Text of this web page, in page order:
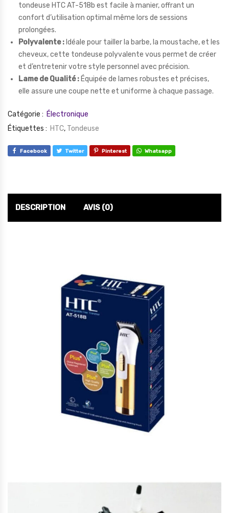
tondeuse HTC AT-518b est facile à manier, offrant un
confort d’utilisation optimal même lors de sessions
prolongées.
Polyvalente : Idéale pour tailler la barbe, la moustache, et les
cheveux, cette tondeuse polyvalente vous permet de créer
et d’entretenir votre style personnel avec précision.
Lame de Qualité : Équipée de lames robustes et précises,
elle assure une coupe nette et uniforme à chaque passage.
Catégorie : Électronique
Étiquettes : HTC, Tondeuse
Facebook Twitter Pinterest Whatsapp
DESCRIPTION AVIS (0)